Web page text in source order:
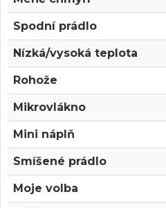
Spodní prádlo
Nízká/vysoká teplota
Rohože
Mikrovlákno
Mini náplň
Smíšené prádlo
Moje volba